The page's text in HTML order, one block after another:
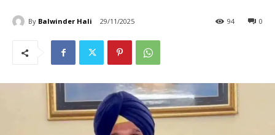
By Balwinder Hali 29/11/2025 0
94